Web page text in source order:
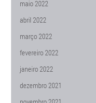
maio 2022
abril 2022
março 2022
fevereiro 2022
janeiro 2022
dezembro 2021